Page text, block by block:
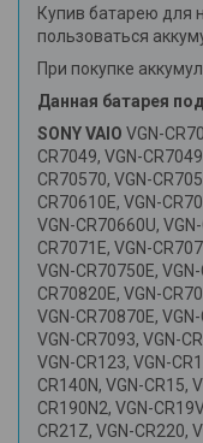
Купив батарею для
пользоваться
При покупке
Данная батарея
SONY VAIO VGN-
CR7049, VGN-
CR70570, VGN-
CR70610E, VGN-
VGN-CR70660U,
CR7071E, VGN-
VGN-CR70750E,
CR70820E, VGN-
VGN-CR70870E,
VGN-CR7093, VGN-
VGN-CR123, VGN-
CR140N, VGN-CR15,
CR190N2, VGN-
CR21Z, VGN-CR220,